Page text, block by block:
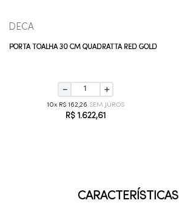
DECA
PORTA TOALHA 30 CM QUADRATTA RED GOLD
＋
－
10 R$ 162,26
R$ 1 .622,61
CARACTERÍSTICAS